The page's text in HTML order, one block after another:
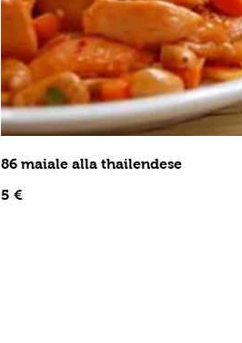
86 maiale alla thailendese
5 €